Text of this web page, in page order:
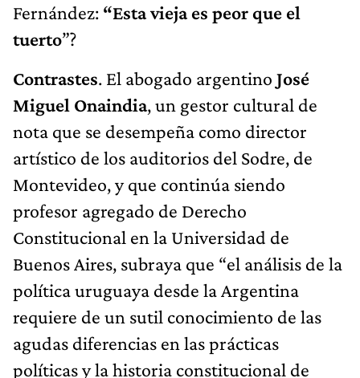
Fernández: “Esta vieja es peor que el
tuerto”?
Contrastes. El abogado argentino José
Miguel Onaindia, un gestor cultural de
nota que se desempeña como director
artístico de los auditorios del Sodre, de
Montevideo, y que continúa siendo
profesor agregado de Derecho
Constitucional en la Universidad de
Buenos Aires, subraya que “el análisis de la
política uruguaya desde la Argentina
requiere de un sutil conocimiento de las
agudas diferencias en las prácticas
políticas y la historia constitucional de